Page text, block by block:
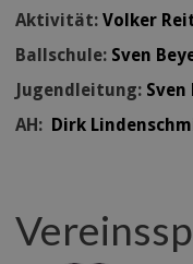
Aktivität:Volker
Ballschule: Sven
Jugendleitung: Sven
AH: Dirk